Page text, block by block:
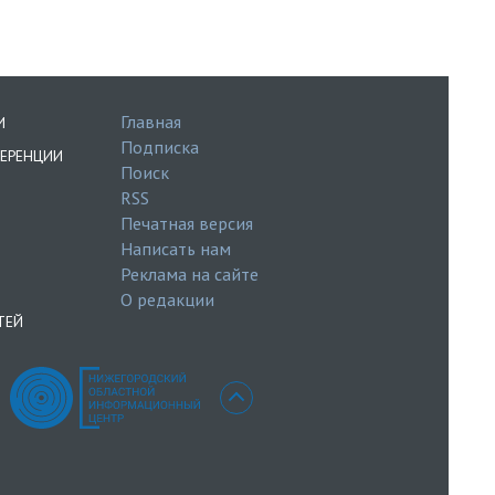
Главная
Подписка
Поиск
RSS
Печатная версия
Написать нам
Реклама на сайте
О редакции